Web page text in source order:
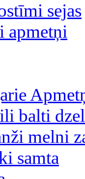
sejas
apmetņi
balti
melni
samta